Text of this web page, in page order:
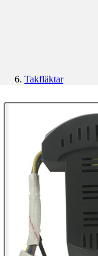
Takfläktar